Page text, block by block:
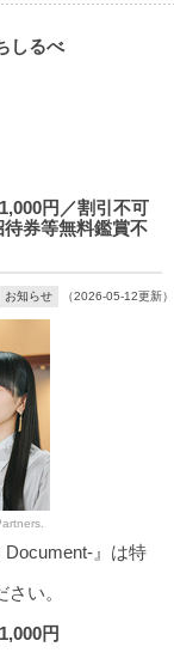
しるべ
円／割引不可
待券等無料鑑賞不
お知らせ （2026-05-12更新）
Document-』は特
い。
円